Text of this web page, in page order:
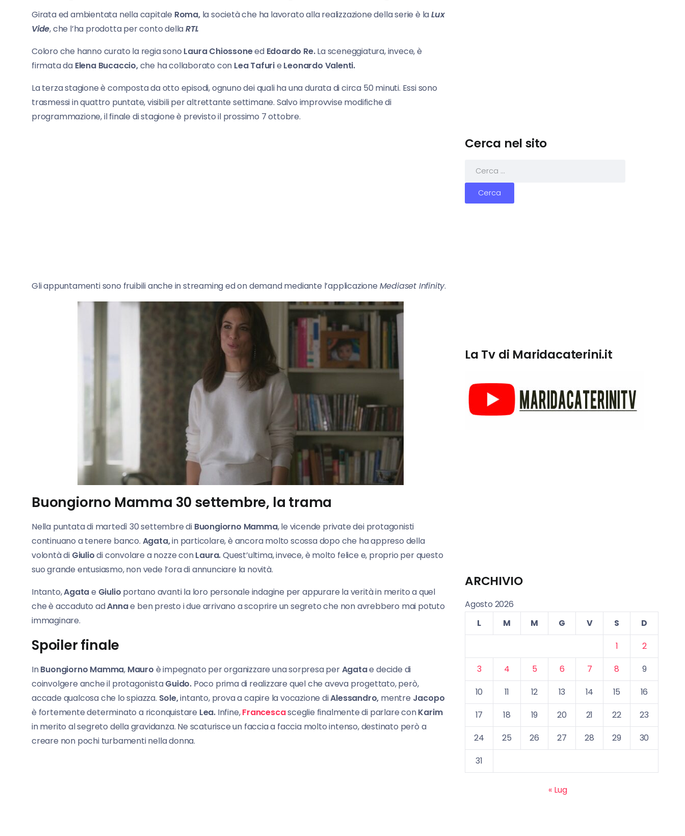
Girata ed ambientata nella capitale Roma,la società che ha lavorato alla realizzazione della serie è laLux
Vide, che l’ha prodotta per conto dellaRTI.
Coloro che hanno curato la regia sono Laura Chiossoneed Edoardo Re.La sceneggiatura, invece, è
firmata da Elena Bucaccio,che ha collaborato con Lea Tafurie Leonardo Valenti.
La terza stagione è composta da otto episodi, ognuno dei quali ha una durata di circa 50 minuti. Essi sono
trasmessi in quattro puntate, visibili per altrettante settimane. Salvo improvvise modifiche di
programmazione, il finale di stagione è previsto il prossimo 7 ottobre.
Gli appuntamenti sono fruibili anche in streaming ed on demand mediante l’applicazione Mediaset Infinity.
Buongiorno Mamma 30 settembre, la trama
Nella puntata di martedì 30 settembre di Buongiorno Mamma, le vicende private dei protagonisti
continuano a tenere banco. Agata,in particolare, è ancora molto scossa dopo che ha appreso della
volontà di Giuliodi convolare a nozze conLaura.Quest’ultima, invece, è molto felice e, proprio per questo
suo grande entusiasmo, non vede l’ora di annunciare la novità.
Intanto,Agatae Giulio portano avanti la loro personale indagine per appurare la verità in merito a quel
che è accaduto adAnnae ben presto i due arrivano a scoprire un segreto che non avrebbero mai potuto
immaginare.
Spoiler finale
InBuongiorno Mamma, Mauro è impegnato per organizzare una sorpresa perAgatae decide di
coinvolgere anche il protagonistaGuido. Poco prima di realizzare quel che aveva progettato, però,
accade qualcosa che lo spiazza. Sole,intanto, prova a capire la vocazione diAlessandro, mentre Jacopo
è fortemente determinato a riconquistare Lea. Infine,Francescasceglie finalmente di parlare conKarim
in merito al segreto della gravidanza. Ne scaturisce un faccia a faccia molto intenso, destinato però a
creare non pochi turbamenti nella donna.
Cerca nel sito
La Tv di Maridacaterini.it
ARCHIVIO
Agosto 2026
L
M M G V S
D
1
2
3
4 5 6 7 8
9
10
11 12 13 14 15
16
17
18 19 20 21 22
23
24
25 26 27 28 29
30
31
« Lug